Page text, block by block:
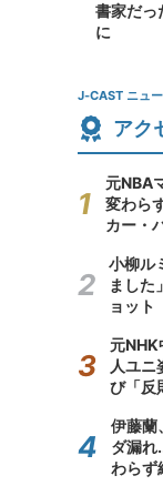
書家だ
に
J-CAST ニュ
アク
元NBA
変わら
カー・
小柳ル
ました
ョッ
元NHK
人ユ
び「反
伊藤蘭
ダ漏
わらず